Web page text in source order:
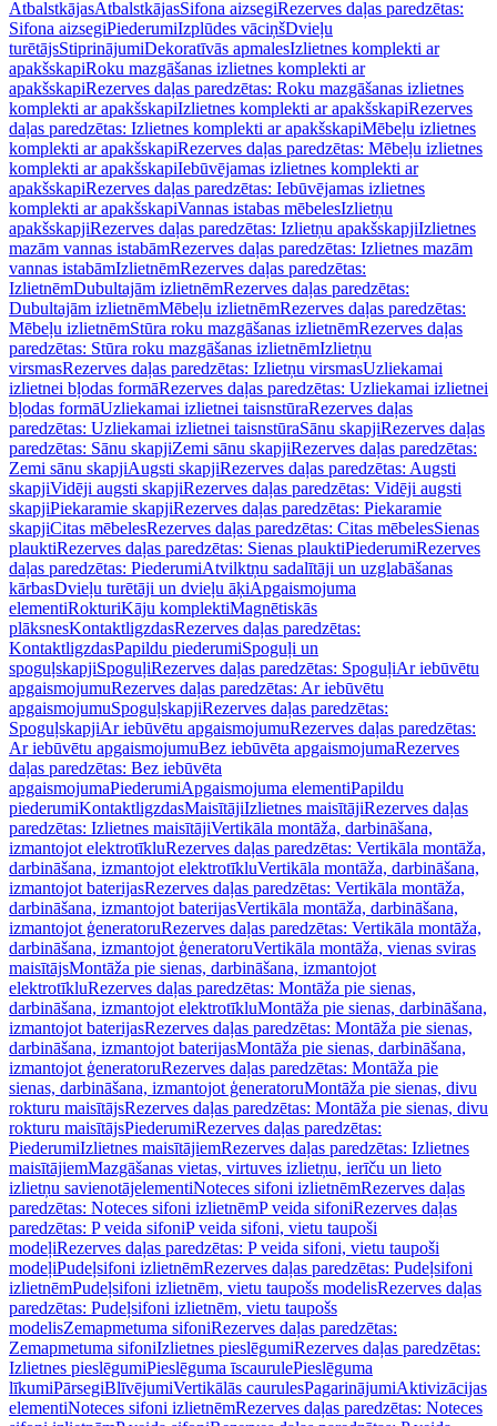
AtbalstkājasAtbalstkājasSifona aizsegiRezerves daļas paredzētas:
Sifona aizsegiPiederumiIzplūdes vāciņšDvieļu
turētājsStiprinājumiDekoratīvās apmalesIzlietnes komplekti ar
apakšskapiRoku mazgāšanas izlietnes komplekti ar
apakšskapiRezerves daļas paredzētas: Roku mazgāšanas izlietnes
komplekti ar apakšskapiIzlietnes komplekti ar apakšskapiRezerves
daļas paredzētas: Izlietnes komplekti ar apakšskapiMēbeļu izlietnes
komplekti ar apakšskapiRezerves daļas paredzētas: Mēbeļu izlietnes
komplekti ar apakšskapiIebūvējamas izlietnes komplekti ar
apakšskapiRezerves daļas paredzētas: Iebūvējamas izlietnes
komplekti ar apakšskapiVannas istabas mēbelesIzlietņu
apakšskapjiRezerves daļas paredzētas: Izlietņu apakšskapjiIzlietnes
mazām vannas istabāmRezerves daļas paredzētas: Izlietnes mazām
vannas istabāmIzlietnēmRezerves daļas paredzētas:
IzlietnēmDubultajām izlietnēmRezerves daļas paredzētas:
Dubultajām izlietnēmMēbeļu izlietnēmRezerves daļas paredzētas:
Mēbeļu izlietnēmStūra roku mazgāšanas izlietnēmRezerves daļas
paredzētas: Stūra roku mazgāšanas izlietnēmIzlietņu
virsmasRezerves daļas paredzētas: Izlietņu virsmasUzliekamai
izlietnei bļodas formāRezerves daļas paredzētas: Uzliekamai izlietnei
bļodas formāUzliekamai izlietnei taisnstūraRezerves daļas
paredzētas: Uzliekamai izlietnei taisnstūraSānu skapjiRezerves daļas
paredzētas: Sānu skapjiZemi sānu skapjiRezerves daļas paredzētas:
Zemi sānu skapjiAugsti skapjiRezerves daļas paredzētas: Augsti
skapjiVidēji augsti skapjiRezerves daļas paredzētas: Vidēji augsti
skapjiPiekaramie skapjiRezerves daļas paredzētas: Piekaramie
skapjiCitas mēbelesRezerves daļas paredzētas: Citas mēbelesSienas
plauktiRezerves daļas paredzētas: Sienas plauktiPiederumiRezerves
daļas paredzētas: PiederumiAtvilktņu sadalītāji un uzglabāšanas
kārbasDvieļu turētāji un dvieļu āķiApgaismojuma
elementiRokturiKāju komplektiMagnētiskās
plāksnesKontaktligzdasRezerves daļas paredzētas:
KontaktligzdasPapildu piederumiSpoguļi un
spoguļskapjiSpoguļiRezerves daļas paredzētas: SpoguļiAr iebūvētu
apgaismojumuRezerves daļas paredzētas: Ar iebūvētu
apgaismojumuSpoguļskapjiRezerves daļas paredzētas:
SpoguļskapjiAr iebūvētu apgaismojumuRezerves daļas paredzētas:
Ar iebūvētu apgaismojumuBez iebūvēta apgaismojumaRezerves
daļas paredzētas: Bez iebūvēta
apgaismojumaPiederumiApgaismojuma elementiPapildu
piederumiKontaktligzdasMaisītājiIzlietnes maisītājiRezerves daļas
paredzētas: Izlietnes maisītājiVertikāla montāža, darbināšana,
izmantojot elektrotīkluRezerves daļas paredzētas: Vertikāla montāža,
darbināšana, izmantojot elektrotīkluVertikāla montāža, darbināšana,
izmantojot baterijasRezerves daļas paredzētas: Vertikāla montāža,
darbināšana, izmantojot baterijasVertikāla montāža, darbināšana,
izmantojot ģeneratoruRezerves daļas paredzētas: Vertikāla montāža,
darbināšana, izmantojot ģeneratoruVertikāla montāža, vienas sviras
maisītājsMontāža pie sienas, darbināšana, izmantojot
elektrotīkluRezerves daļas paredzētas: Montāža pie sienas,
darbināšana, izmantojot elektrotīkluMontāža pie sienas, darbināšana,
izmantojot baterijasRezerves daļas paredzētas: Montāža pie sienas,
darbināšana, izmantojot baterijasMontāža pie sienas, darbināšana,
izmantojot ģeneratoruRezerves daļas paredzētas: Montāža pie
sienas, darbināšana, izmantojot ģeneratoruMontāža pie sienas, divu
rokturu maisītājsRezerves daļas paredzētas: Montāža pie sienas, divu
rokturu maisītājsPiederumiRezerves daļas paredzētas:
PiederumiIzlietnes maisītājiemRezerves daļas paredzētas: Izlietnes
maisītājiemMazgāšanas vietas, virtuves izlietņu, ierīču un lieto
izlietņu savienotājelementiNoteces sifoni izlietnēmRezerves daļas
paredzētas: Noteces sifoni izlietnēmP veida sifoniRezerves daļas
paredzētas: P veida sifoniP veida sifoni, vietu taupoši
modeļiRezerves daļas paredzētas: P veida sifoni, vietu taupoši
modeļiPudeļsifoni izlietnēmRezerves daļas paredzētas: Pudeļsifoni
izlietnēmPudeļsifoni izlietnēm, vietu taupošs modelisRezerves daļas
paredzētas: Pudeļsifoni izlietnēm, vietu taupošs
modelisZemapmetuma sifoniRezerves daļas paredzētas:
Zemapmetuma sifoniIzlietnes pieslēgumiRezerves daļas paredzētas:
Izlietnes pieslēgumiPieslēguma īscaurulePieslēguma
līkumiPārsegiBlīvējumiVertikālās caurulesPagarinājumiAktivizācijas
elementiNoteces sifoni izlietnēmRezerves daļas paredzētas: Noteces